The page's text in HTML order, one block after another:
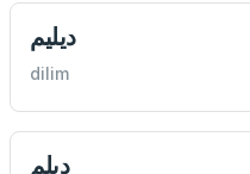
ديليم
dilim
ديلم